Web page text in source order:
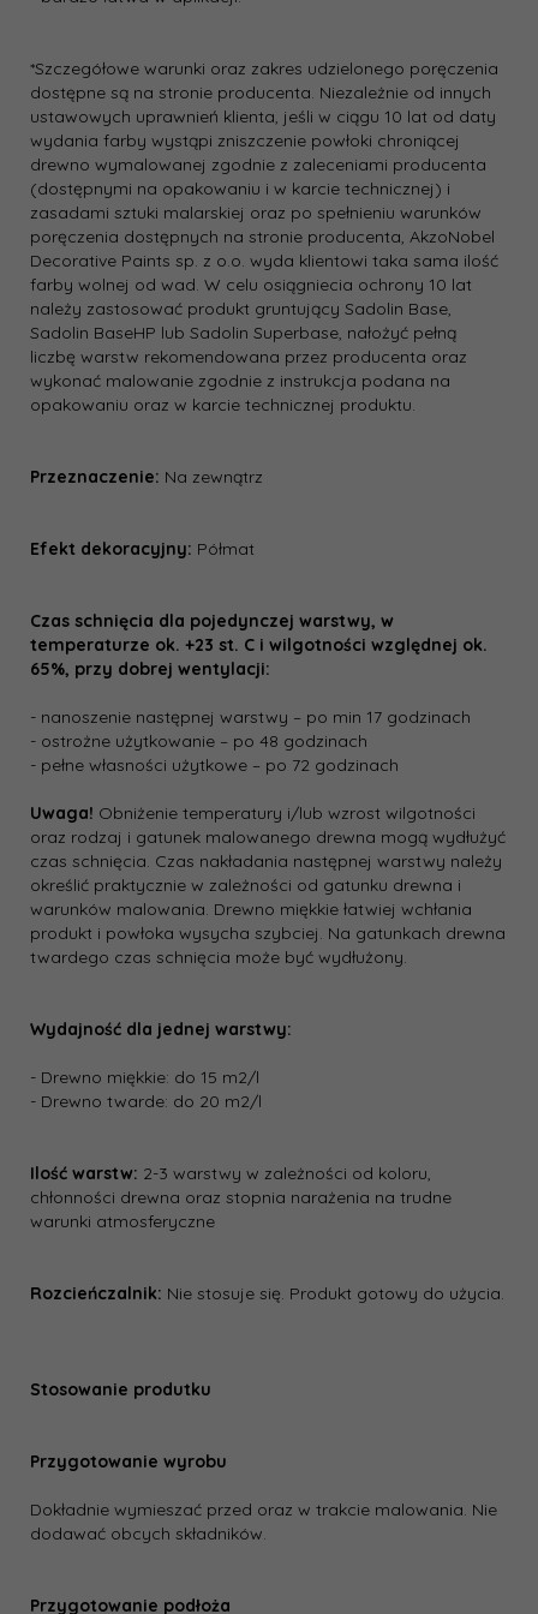
*Szczegółowe warunki oraz zakres udzielonego poręczenia
dostępne są na stronie producenta. Niezależnie od innych
ustawowych uprawnień klienta, jeśli w ciągu 10 lat od daty
wydania farby wystąpi zniszczenie powłoki chroniącej
drewno wymalowanej zgodnie z zaleceniami producenta
(dostępnymi na opakowaniu i w karcie technicznej) i
zasadami sztuki malarskiej oraz po spełnieniu warunków
poręczenia dostępnych na stronie producenta, AkzoNobel
Decorative Paints sp. z o.o. wyda klientowi taka sama ilość
farby wolnej od wad. W celu osiągniecia ochrony 10 lat
należy zastosować produkt gruntujący Sadolin Base,
Sadolin BaseHP lub Sadolin Superbase, nałożyć pełną
liczbę warstw rekomendowana przez producenta oraz
wykonać malowanie zgodnie z instrukcja podana na
opakowaniu oraz w karcie technicznej produktu.
Przeznaczenie: Na zewnątrz
Efekt dekoracyjny: Półmat
Czas schnięcia dla pojedynczej warstwy, w
temperaturze ok. +23 st. C i wilgotności względnej ok.
65%, przy dobrej wentylacji:
- nanoszenie następnej warstwy – po min 17 godzinach
- ostrożne użytkowanie – po 48 godzinach
- pełne własności użytkowe – po 72 godzinach
Uwaga! Obniżenie temperatury i/lub wzrost wilgotności
oraz rodzaj i gatunek malowanego drewna mogą wydłużyć
czas schnięcia. Czas nakładania następnej warstwy należy
określić praktycznie w zależności od gatunku drewna i
warunków malowania. Drewno miękkie łatwiej wchłania
produkt i powłoka wysycha szybciej. Na gatunkach drewna
twardego czas schnięcia może być wydłużony.
Wydajność dla jednej warstwy:
- Drewno miękkie: do 15 m2/l
- Drewno twarde: do 20 m2/l
Ilość warstw: 2-3 warstwy w zależności od koloru,
chłonności drewna oraz stopnia narażenia na trudne
warunki atmosferyczne
Rozcieńczalnik: Nie stosuje się. Produkt gotowy do użycia.
Stosowanie produtku
Przygotowanie wyrobu
Dokładnie wymieszać przed oraz w trakcie malowania. Nie
dodawać obcych składników.
Przygotowanie podłoża